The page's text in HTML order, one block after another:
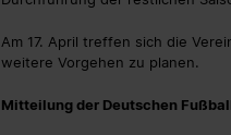
Am 17. April treffen sich die
weitere Vorgehen zu planen.
Mitteilung der Deutschen